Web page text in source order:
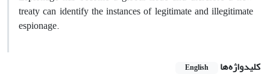
treaty can identify the instances of legitimate and illegitimate
espionage.
کلیدواژه‌ها English